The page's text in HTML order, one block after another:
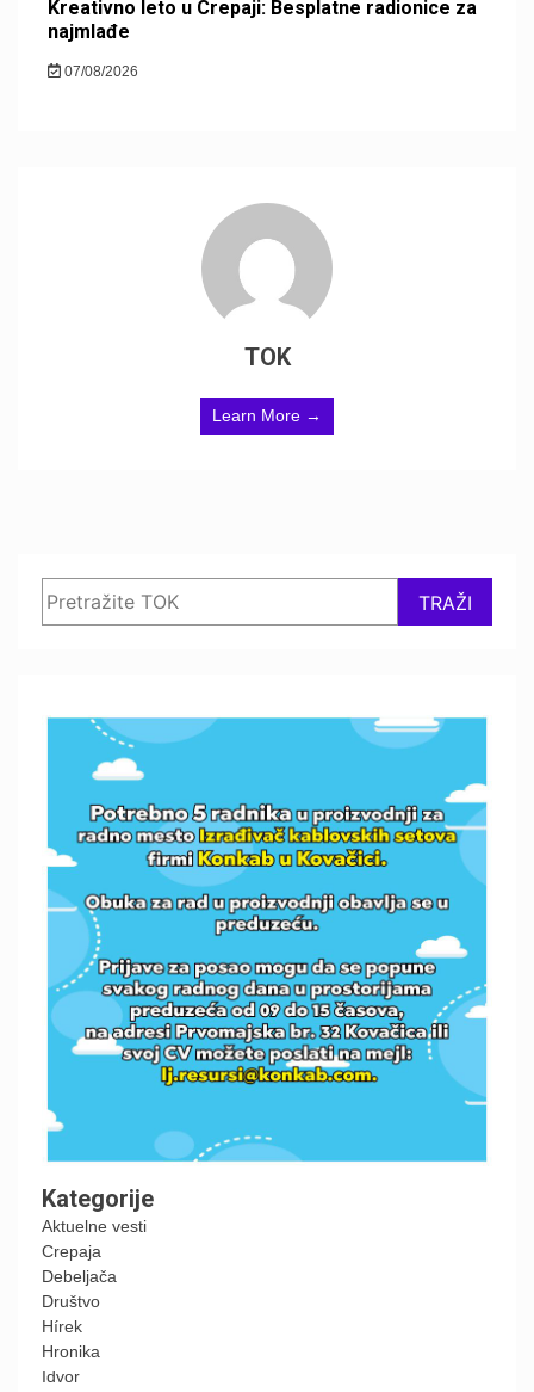
Kreativno leto u Crepaji: Besplatne radionice za
najmlađe
07/08/2026
TOK
Learn More →
TRAŽI
Kategorije
Aktuelne vesti
Crepaja
Debeljača
Društvo
Hírek
Hronika
Idvor